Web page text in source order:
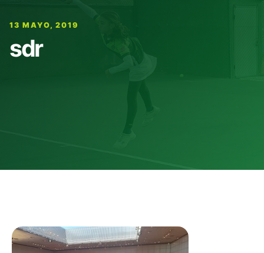
13 MAYO, 2019
sdr